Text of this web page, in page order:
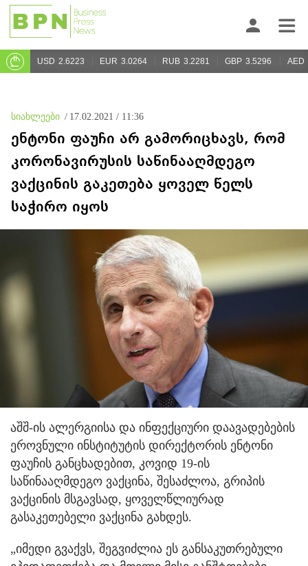
USD 2.6223 EUR 3.0264 RUB 3.2281 GBP 3.5296 AED
სიახლეები / 17.02.2021 / 11:36
ენტონი ფაუჩი არ გამორიცხავს, რომ
კორონავირუსის საწინააღმდეგო
ვაქცინის გაკეთება ყოველ წელს
საჭირო იყოს
აშშ-ის ალერგიისა და ინფექციური დაავადებების
ეროვნული ინსტიტუტის დირექტორის ენტონი
ფაუჩის განცხადებით, კოვიდ 19-ის
საწინააღმდეგო ვაქცინა, შესაძლოა, გრიპის
ვაქცინის მსგავსად, ყოველწლიურად
გასაკეთებელი ვაქცინა გახდეს.
„იმედი გვაქვს, შეგვიძლია ეს განსაკუთრებული